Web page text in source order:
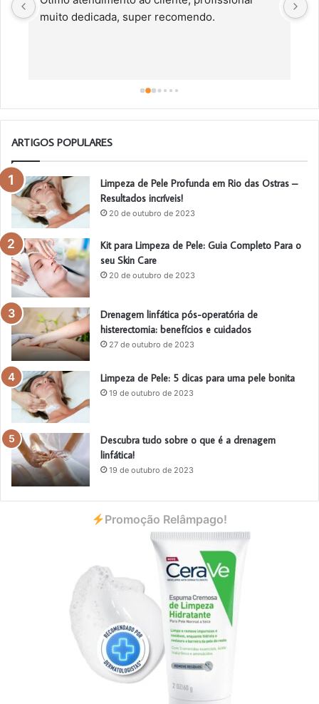
muito dedicada, super recomendo.
ARTIGOS POPULARES
Limpeza de Pele Profunda em Rio das Ostras –
Resultados incríveis!
20 de outubro de 2023
Kit para Limpeza de Pele: Guia Completo Para o
seu Skin Care
20 de outubro de 2023
Drenagem linfática pós-operatória de
histerectomia: benefícios e cuidados
27 de outubro de 2023
Limpeza de Pele: 5 dicas para uma pele bonita
19 de outubro de 2023
Descubra tudo sobre o que é a drenagem
linfática!
19 de outubro de 2023
Promoção Relâmpago!